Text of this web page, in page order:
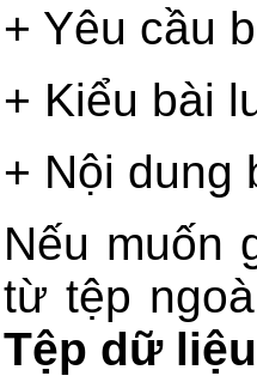
+ Yêu cầu
+ Kiểu bài
+ Nội dung
Nếu muốn
từ tệp
Tệp dữ